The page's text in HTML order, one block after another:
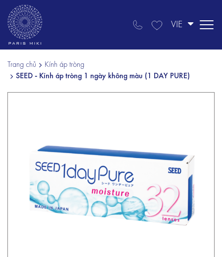
VIE
Trang chủ
Kính áp tròng
SEED - Kính áp tròng 1 ngày không màu (1 DAY PURE)